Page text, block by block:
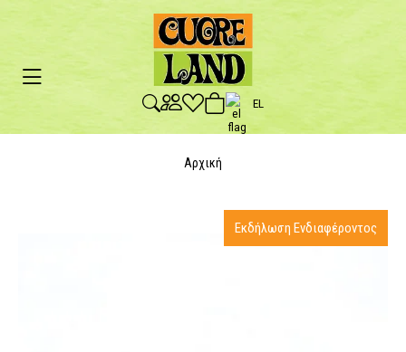
EL
Αρχική
Εκδήλωση Ενδιαφέροντος